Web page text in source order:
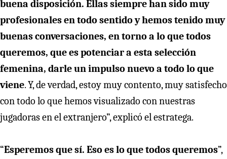
buena disposición. Ellas siempre han sido muy
profesionales en todo sentido y hemos tenido muy
buenas conversaciones, en torno a lo que todos
queremos, que es potenciar a esta selección
femenina, darle un impulso nuevo a todo lo que
viene. Y, de verdad, estoy muy contento, muy satisfecho
con todo lo que hemos visualizado con nuestras
jugadoras en el extranjero”, explicó el estratega.
“Esperemos que sí. Eso es lo que todos queremos”,